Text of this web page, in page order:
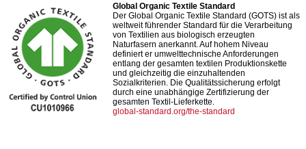
Global Organic Textile Standard
Der Global Organic Textile Standard (GOTS) ist als
weltweit führender Standard für die Verarbeitung
von Textilien aus biologisch erzeugten
Naturfasern anerkannt. Auf hohem Niveau
definiert er umwelttechnische Anforderungen
entlang der gesamten textilen Produktionskette
und gleichzeitig die einzuhaltenden
Sozialkriterien. Die Qualitätssicherung erfolgt
durch eine unabhängige Zertifizierung der
gesamten Textil-Lieferkette.
global-standard.org/the-standard